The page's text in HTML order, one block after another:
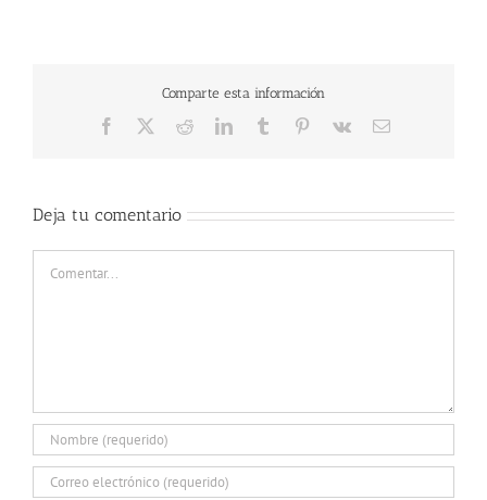
Comparte esta información
Facebook RedditLinkedInTumblr Pinterest
Vk
Correo
Deja tu comentario